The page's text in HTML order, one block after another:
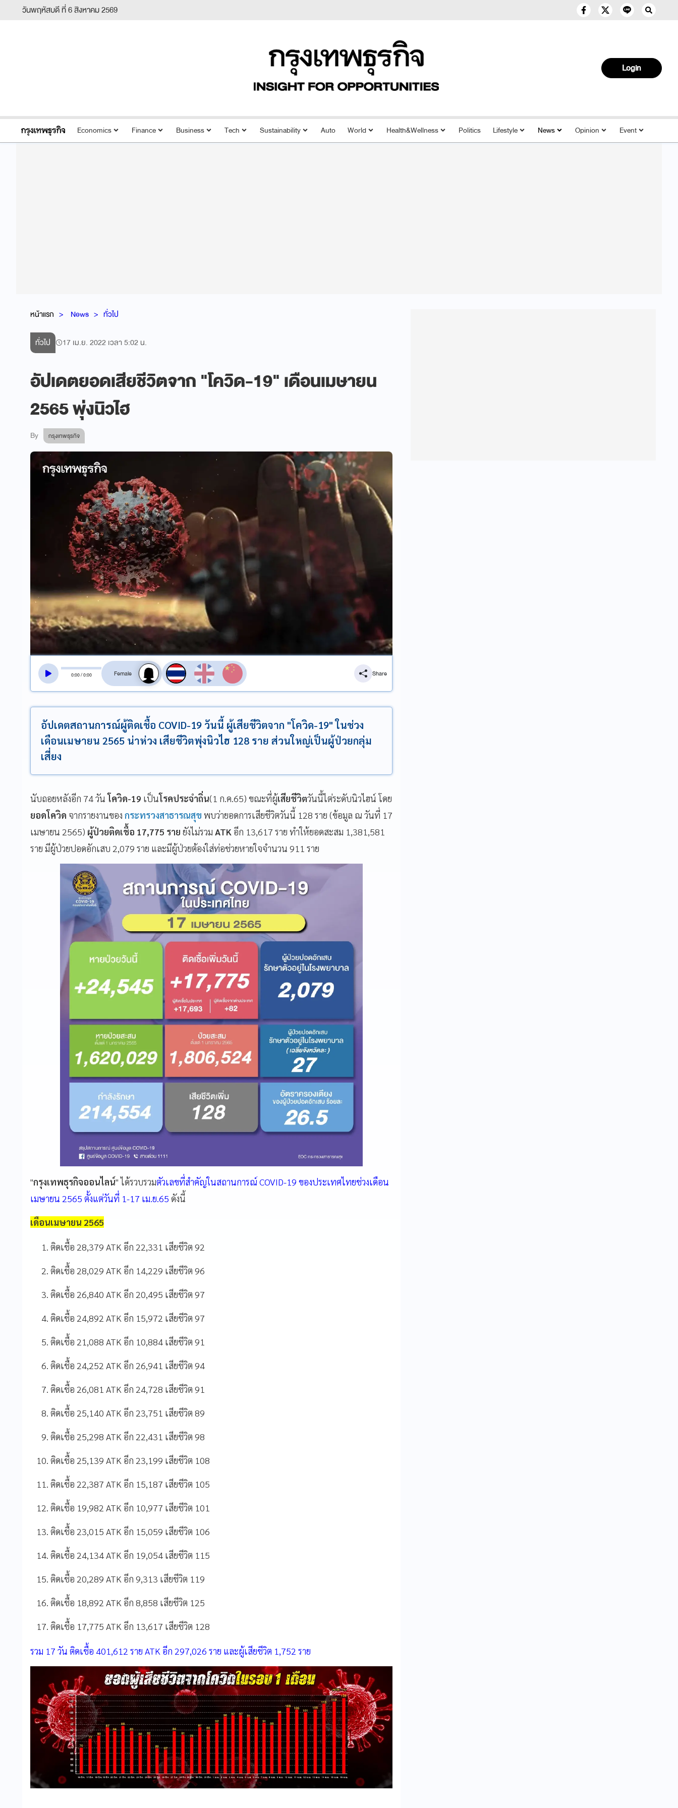
วันพฤหัสบดี ที่ 6 สิงหาคม 2569
Login
Economics Finance Business Tech Sustainability Auto World Health&Wellness Politics Lifestyle News Opinion Event
หน้าแรก News ทั่วไป
ทั่วไป 17 เม.ย. 2022 เวลา 5:02 น.
อัปเดตยอดเสียชีวิตจาก "โควิด-19" เดือนเมษายน
2565 พุ่งนิวไฮ
By กรุงเทพธุรกิจ
0:00/0:00
สลับเสียงอ่าน
Share
อัปเดตสถานการณ์ผู้ติดเชื้อ COVID-19 วันนี้ ผู้เสียชีวิตจาก "โควิด-19" ในช่วง
เดือนเมษายน 2565 น่าห่วง เสียชีวิตพุ่งนิวไฮ 128 ราย ส่วนใหญ่เป็นผู้ป่วยกลุ่ม
เสี่ยง
นับถอยหลังอีก 74 วันโควิด-19 เป็นโรคประจำถิ่น(1 ก.ค.65) ขณะที่ผู้เสียชีวิตวันนี้ไต่ระดับนิวไฮน์ โดย
ยอดโควิด จากรายงานของ กระทรวงสาธารณสุข พบว่ายอดการเสียชีวิตวันนี้ 128 ราย (ข้อมูล ณ วันที่ 17
เมษายน 2565) ผู้ป่วยติดเชื้อ 17,775 ราย ยังไม่รวม ATK อีก 13,617 ราย ทำให้ยอดสะสม 1,381,581
ราย มีผู้ป่วยปอดอักเสบ 2,079 ราย และมีผู้ป่วยต้องใส่ท่อช่วยหายใจจำนวน 911 ราย
"กรุงเทพธุรกิจออนไลน์" ได้รวบรวมตัวเลขที่สำคัญในสถานการณ์ COVID-19 ของประเทศไทยช่วงเดือน
เมษายน 2565 ตั้งแต่วันที่ 1-17 เม.ย.65 ดังนี้
เดือนเมษายน 2565
ติดเชื้อ 28,379 ATK อีก 22,331 เสียชีวิต 92
ติดเชื้อ 28,029 ATK อีก 14,229 เสียชีวิต 96
ติดเชื้อ 26,840 ATK อีก 20,495 เสียชีวิต 97
ติดเชื้อ 24,892 ATK อีก 15,972 เสียชีวิต 97
ติดเชื้อ 21,088 ATK อีก 10,884 เสียชีวิต 91
ติดเชื้อ 24,252 ATK อีก 26,941 เสียชีวิต 94
ติดเชื้อ 26,081 ATK อีก 24,728 เสียชีวิต 91
ติดเชื้อ 25,140 ATK อีก 23,751 เสียชีวิต 89
ติดเชื้อ 25,298 ATK อีก 22,431 เสียชีวิต 98
ติดเชื้อ 25,139 ATK อีก 23,199 เสียชีวิต 108
ติดเชื้อ 22,387 ATK อีก 15,187 เสียชีวิต 105
ติดเชื้อ 19,982 ATK อีก 10,977 เสียชีวิต 101
ติดเชื้อ 23,015 ATK อีก 15,059 เสียชีวิต 106
ติดเชื้อ 24,134 ATK อีก 19,054 เสียชีวิต 115
ติดเชื้อ 20,289 ATK อีก 9,313 เสียชีวิต 119
ติดเชื้อ 18,892 ATK อีก 8,858 เสียชีวิต 125
ติดเชื้อ 17,775 ATK อีก 13,617 เสียชีวิต 128
รวม 17 วัน ติดเชื้อ 401,612 ราย ATK อีก 297,026 ราย และผู้เสียชีวิต 1,752 ราย